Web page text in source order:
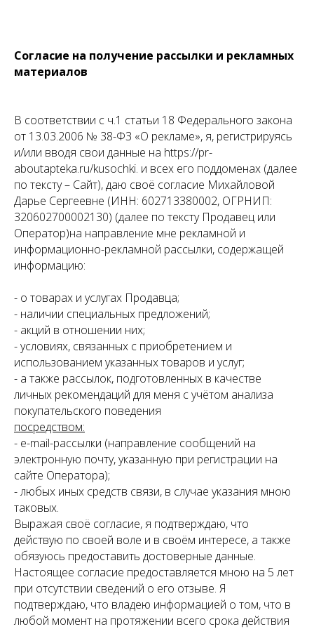
Согласие на получение рассылки и рекламных
материалов
В соответствии с ч.1 статьи 18 Федерального закона
от 13.03.2006 № 38-ФЗ «О рекламе», я, регистрируясь
и/или вводя свои данные на https://pr-
aboutapteka.ru/kusochki. и всех его поддоменах (далее
по тексту – Сайт), даю своё согласие Михайловой
Дарье Сергеевне (ИНН: 602713380002, ОГРНИП:
320602700002130) (далее по тексту Продавец или
Оператор)на направление мне рекламной и
информационно-рекламной рассылки, содержащей
информацию:
- о товарах и услугах Продавца;
- наличии специальных предложений;
- акций в отношении них;
- условиях, связанных с приобретением и
использованием указанных товаров и услуг;
- а также рассылок, подготовленных в качестве
личных рекомендаций для меня с учётом анализа
покупательского поведения
посредством:
- e-mail-рассылки (направление сообщений на
электронную почту, указанную при регистрации на
сайте Оператора);
- любых иных средств связи, в случае указания мною
таковых.
Выражая своё согласие, я подтверждаю, что
действую по своей воле и в своём интересе, а также
обязуюсь предоставить достоверные данные.
Настоящее согласие предоставляется мною на 5 лет
при отсутствии сведений о его отзыве. Я
подтверждаю, что владею информацией о том, что в
любой момент на протяжении всего срока действия